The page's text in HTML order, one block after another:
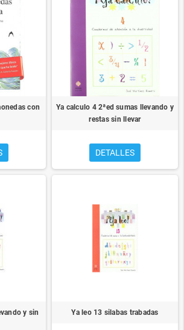
con
Ya calculo 4 2ªed sumas llevando y
restas sin llevar
DETALLES
y sin
Ya leo 13 silabas trabadas